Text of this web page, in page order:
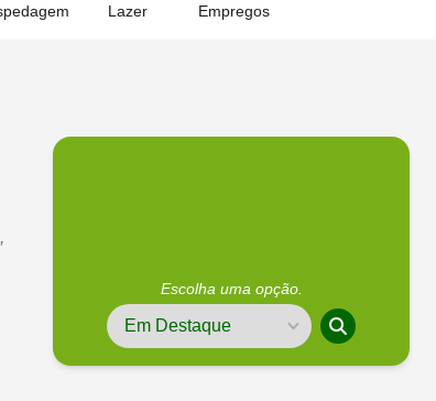
Lazer Empregos
Escolha uma opção.